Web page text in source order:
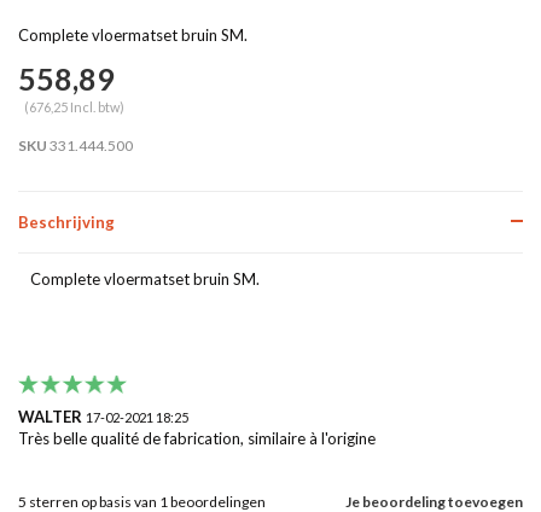
Complete vloermatset bruin SM.
558,89
(676,25 Incl. btw)
SKU 331.444.500
Beschrijving
Complete vloermatset bruin SM.
WALTER 17-02-2021 18:25
Très belle qualité de fabrication, similaire à l'origine
Je beoordeling toevoegen
5 sterren op basis van 1beoordelingen